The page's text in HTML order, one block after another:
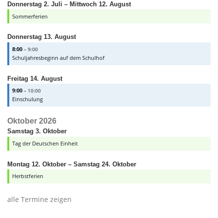
Donnerstag 2. Juli – Mittwoch 12. August
Sommerferien
Donnerstag 13. August
8:00 – 9:00
Schuljahresbeginn auf dem Schulhof
Freitag 14. August
9:00 – 10:00
Einschulung
Oktober 2026
Samstag 3. Oktober
Tag der Deutschen Einheit
Montag 12. Oktober – Samstag 24. Oktober
Herbstferien
alle Termine zeigen